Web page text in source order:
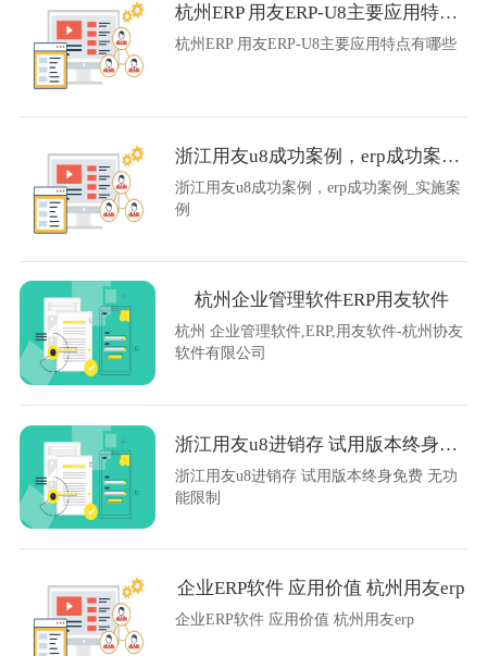
杭州ERP 用友ERP-U8主要应用特点有哪些
杭州ERP 用友ERP-U8主要应用特点有哪些
浙江用友u8成功案例，erp成功案例_实施案例
浙江用友u8成功案例，erp成功案例_实施案
例
杭州企业管理软件ERP用友软件
杭州 企业管理软件,ERP,用友软件-杭州协友
软件有限公司
浙江用友u8进销存 试用版本终身免费 无功能限制
浙江用友u8进销存 试用版本终身免费 无功
能限制
企业ERP软件 应用价值 杭州用友erp
企业ERP软件 应用价值 杭州用友erp